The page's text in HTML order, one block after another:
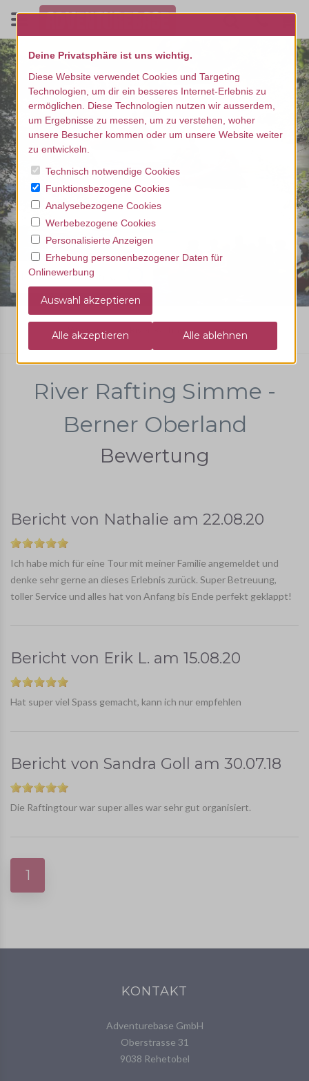
Finde dein Erlebnis...
Wasser Simme
River Rafting Simme -
Berner Oberland
Bewertung
Bericht von Nathalie am 22.08.20
Ich habe mich für eine Tour mit meiner Familie angemeldet und
denke sehr gerne an dieses Erlebnis zurück. Super Betreuung,
toller Service und alles hat von Anfang bis Ende perfekt geklappt!
Bericht von Erik L. am 15.08.20
Hat super viel Spass gemacht, kann ich nur empfehlen
Bericht von Sandra Goll am 30.07.18
Die Raftingtour war super alles war sehr gut organisiert.
1
KONTAKT
Adventurebase GmbH
Oberstrasse 31
9038 Rehetobel
Deine Privatsphäre ist uns wichtig.
Diese Website verwendet Cookies und Targeting
Technologien, um dir ein besseres Internet-Erlebnis zu
ermöglichen. Diese Technologien nutzen wir ausserdem,
um Ergebnisse zu messen, um zu verstehen, woher
unsere Besucher kommen oder um unsere Website weiter
zu entwickeln.
Technisch notwendige Cookies
Funktionsbezogene Cookies
Analysebezogene Cookies
Werbebezogene Cookies
Personalisierte Anzeigen
Erhebung personenbezogener Daten für
Onlinewerbung